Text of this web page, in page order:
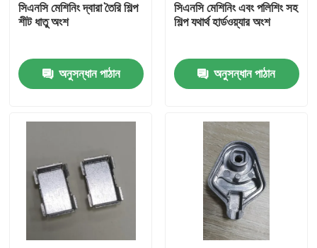
কারখানা ভ্রমণ
মান নিয়ন্ত্রণ
ইনজেকশন ঢালাই অংশ
প্লাস্টিকের চটকানো অংশ
যথার্থ ইনজেকশন ছাঁচনির্মাণ
সিএনসি মেশিনিং দ্বারা তৈরি শিল্প
শীট ধাতু অংশ
অনুসন্ধান পাঠান
সিএনসি মেশিনিং এবং পলিশিং সহ
শিল্প যথার্থ হার্ডওয়্যার অংশ
অনুসন্ধান পাঠান